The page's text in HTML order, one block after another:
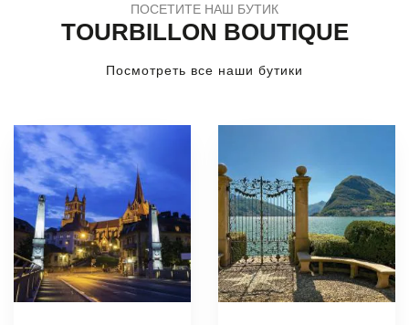
ПОСЕТИТЕ НАШ БУТИК
TOURBILLON BOUTIQUE
Посмотреть все наши бутики